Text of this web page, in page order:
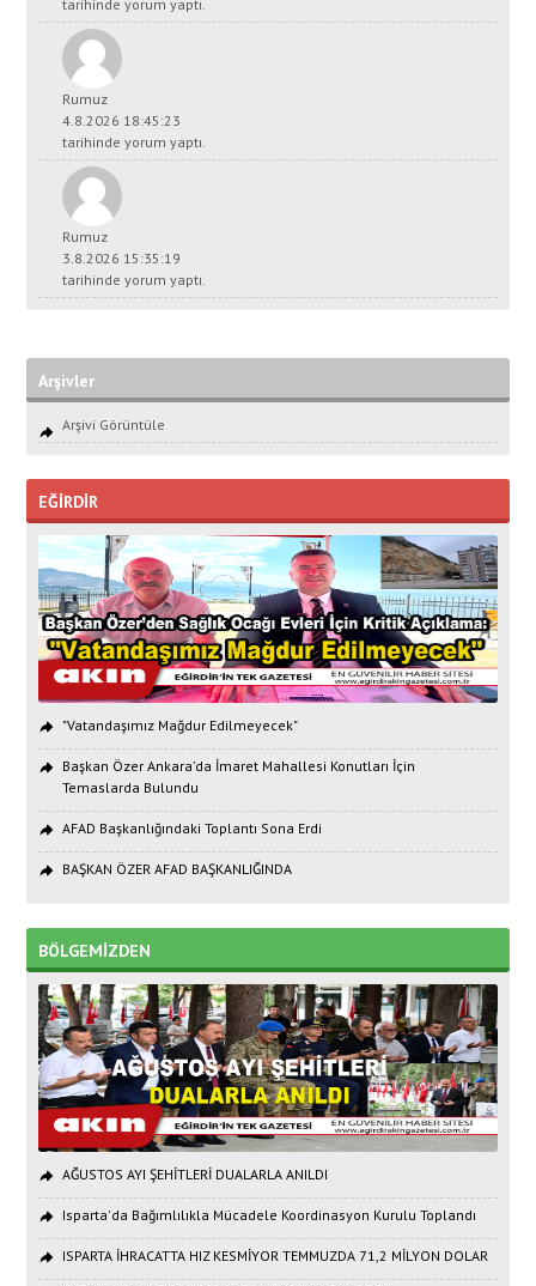
tarihinde yorum yaptı.
Rumuz
4.8.2026 18:45:23
tarihinde yorum yaptı.
Rumuz
3.8.2026 15:35:19
tarihinde yorum yaptı.
Arşivler
Arşivi Görüntüle
EĞİRDİR
"Vatandaşımız Mağdur Edilmeyecek"
Başkan Özer Ankara’da İmaret Mahallesi Konutları İçin
Temaslarda Bulundu
AFAD Başkanlığındaki Toplantı Sona Erdi
BAŞKAN ÖZER AFAD BAŞKANLIĞINDA
BÖLGEMİZDEN
AĞUSTOS AYI ŞEHİTLERİ DUALARLA ANILDI
Isparta'da Bağımlılıkla Mücadele Koordinasyon Kurulu Toplandı
ISPARTA İHRACATTA HIZ KESMİYOR TEMMUZDA 71,2 MİLYON DOLAR